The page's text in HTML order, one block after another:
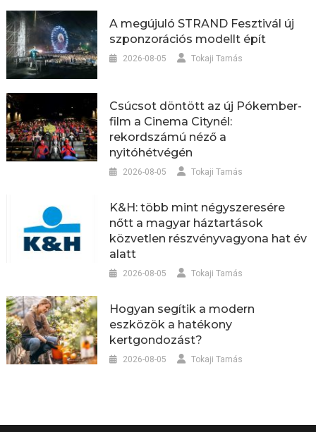
A megújuló STRAND Fesztivál új
szponzorációs modellt épít
2026-08-05 Tokaji Tamás
Csúcsot döntött az új Pókember-
film a Cinema Citynél:
rekordszámú néző a
nyitóhétvégén
2026-08-05 Tokaji Tamás
K&H: több mint négyszeresére
nőtt a magyar háztartások
közvetlen részvényvagyona hat év
alatt
2026-08-05 Tokaji Tamás
Hogyan segítik a modern
eszközök a hatékony
kertgondozást?
2026-08-05 Tokaji Tamás